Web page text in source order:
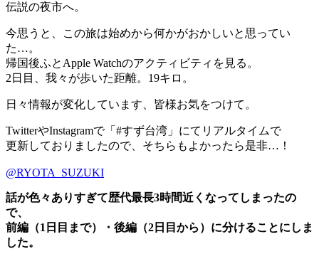
伝説の夜市へ。
今思うと、この旅は始めから何かがおかしいと思ってい
た…。
帰国後ふとApple Watchのアクティビティを見る。
2日目、我々が歩いた距離。19キロ。
日々情報が変化しています、皆様お気をつけて。
TwitterやInstagramで「#すず台湾」にてリアルタイムで
更新しておりましたので、そちらもよかったら是非…！
@RYOTA_SUZUKI
話が色々ありすぎて歴代最長3時間近くなってしまったの
で、
前編（1日目まで）・後編（2日目から）に分けることにしま
した。